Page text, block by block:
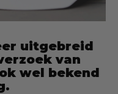
uitgebreid
van
wel bekend